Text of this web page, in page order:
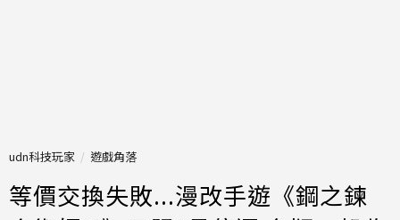
udn科技玩家 遊戲角落
等價交換失敗...漫改手遊《鋼之鍊